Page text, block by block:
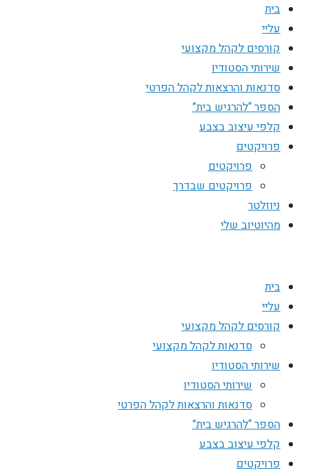
בית
עליי
קורסים לקהל מקצועי
שירותי הסטודיו
סדנאות והרצאות לקהל הפרטי
הספר “להרגיש בית”
קלפי עיצוב בצבע
פרויקטים
פרויקטים
פרויקטים שבדרך
ניוזלטר
מהיוטיוב שלי
בית
עליי
קורסים לקהל מקצועי
סדנאות לקהל מקצועי
שירותי הסטודיו
שירותי הסטודיו
סדנאות והרצאות לקהל הפרטי
הספר “להרגיש בית”
קלפי עיצוב בצבע
פרויקטים